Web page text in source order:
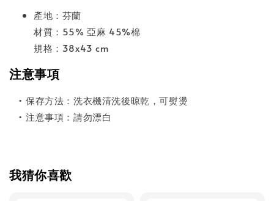
產地：芬蘭
材質：55% 亞麻 45%棉
規格：38x43 cm
注意事項
• 保存方法：洗衣機清洗後晾乾，可熨燙
• 注意事項：請勿漂白
我猜你喜歡